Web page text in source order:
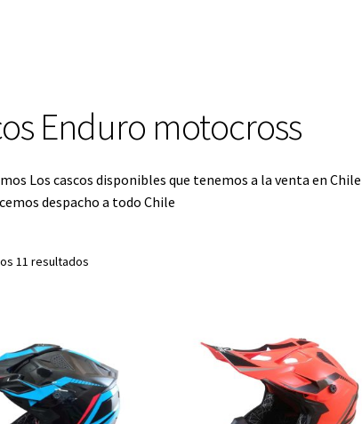
Enduro motocross
Los cascos disponibles que tenemos a la venta en
despacho a todo Chile
11 resultados